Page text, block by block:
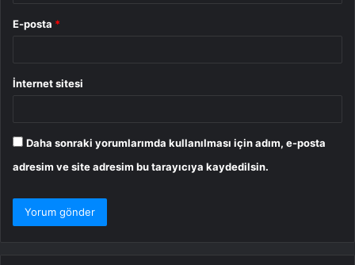
E-posta *
İnternet sitesi
Daha sonraki yorumlarımda kullanılması için adım, e-posta
adresim ve site adresim bu tarayıcıya kaydedilsin.